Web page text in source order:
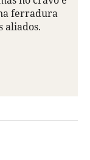
ferradura
aliados.